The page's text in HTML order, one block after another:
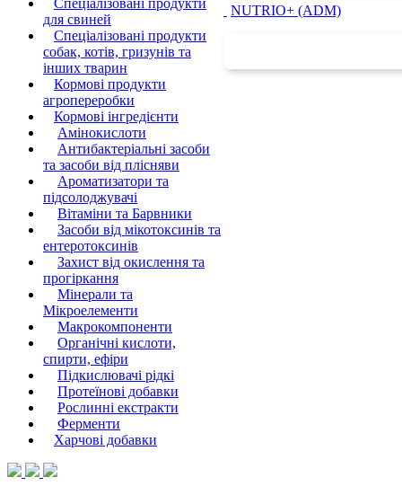
Спеціалізовані продукти
для свиней
Спеціалізовані продукти
собак, котів, гризунів та
інших тварин
Кормові продукти
агропереробки
Кормові інгредієнти
Амінокислоти
Антибактеріальні засоби
та засоби від плісняви
Ароматизатори та
підсолоджувачі
Вітаміни та Барвники
Засоби від мікотоксинів та
ентеротоксинів
Захист від окислення та
прогіркання
Мінерали та
Мікроелементи
Макрокомпоненти
Органічні кислоти,
спирти, ефіри
Підкислювачі рідкі
Протеїнові добавки
Рослинні екстракти
Ферменти
Харчові добавки
NUTRIO+ (ADM)